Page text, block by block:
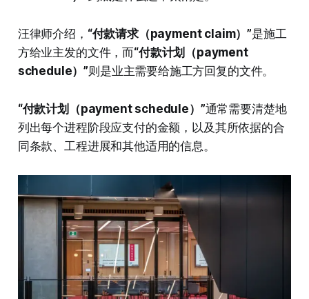
汪律师介绍， “付款请求（payment claim）”是施工
方给业主发的文件，而“付款计划（payment
schedule）”则是业主需要给施工方回复的文件。
“付款计划（payment schedule）”通常需要清楚地
列出每个进程阶段应支付的金额，以及其所依据的合
同条款、工程进展和其他适用的信息。